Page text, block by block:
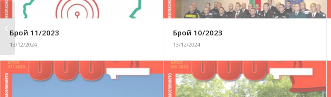
Брой 11/2023
13/12/2024
Брой 10/2023
13/12/2024